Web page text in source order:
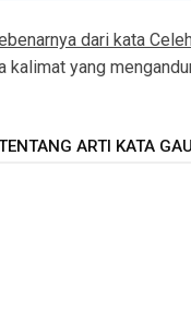
dari kata
kalimat yang
ARTI KATA